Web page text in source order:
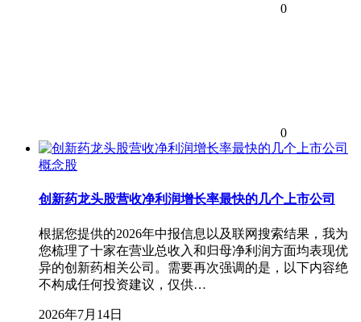
0
0
概念股
创新药龙头股营收净利润增长率最快的几个上市公司
根据您提供的2026年中报信息以及联网搜索结果，我为
您梳理了十家在营业总收入和归母净利润方面均表现优
异的创新药相关公司。需要再次强调的是，以下内容​​绝
不构成任何投资建议​​，仅供…
2026年7月14日